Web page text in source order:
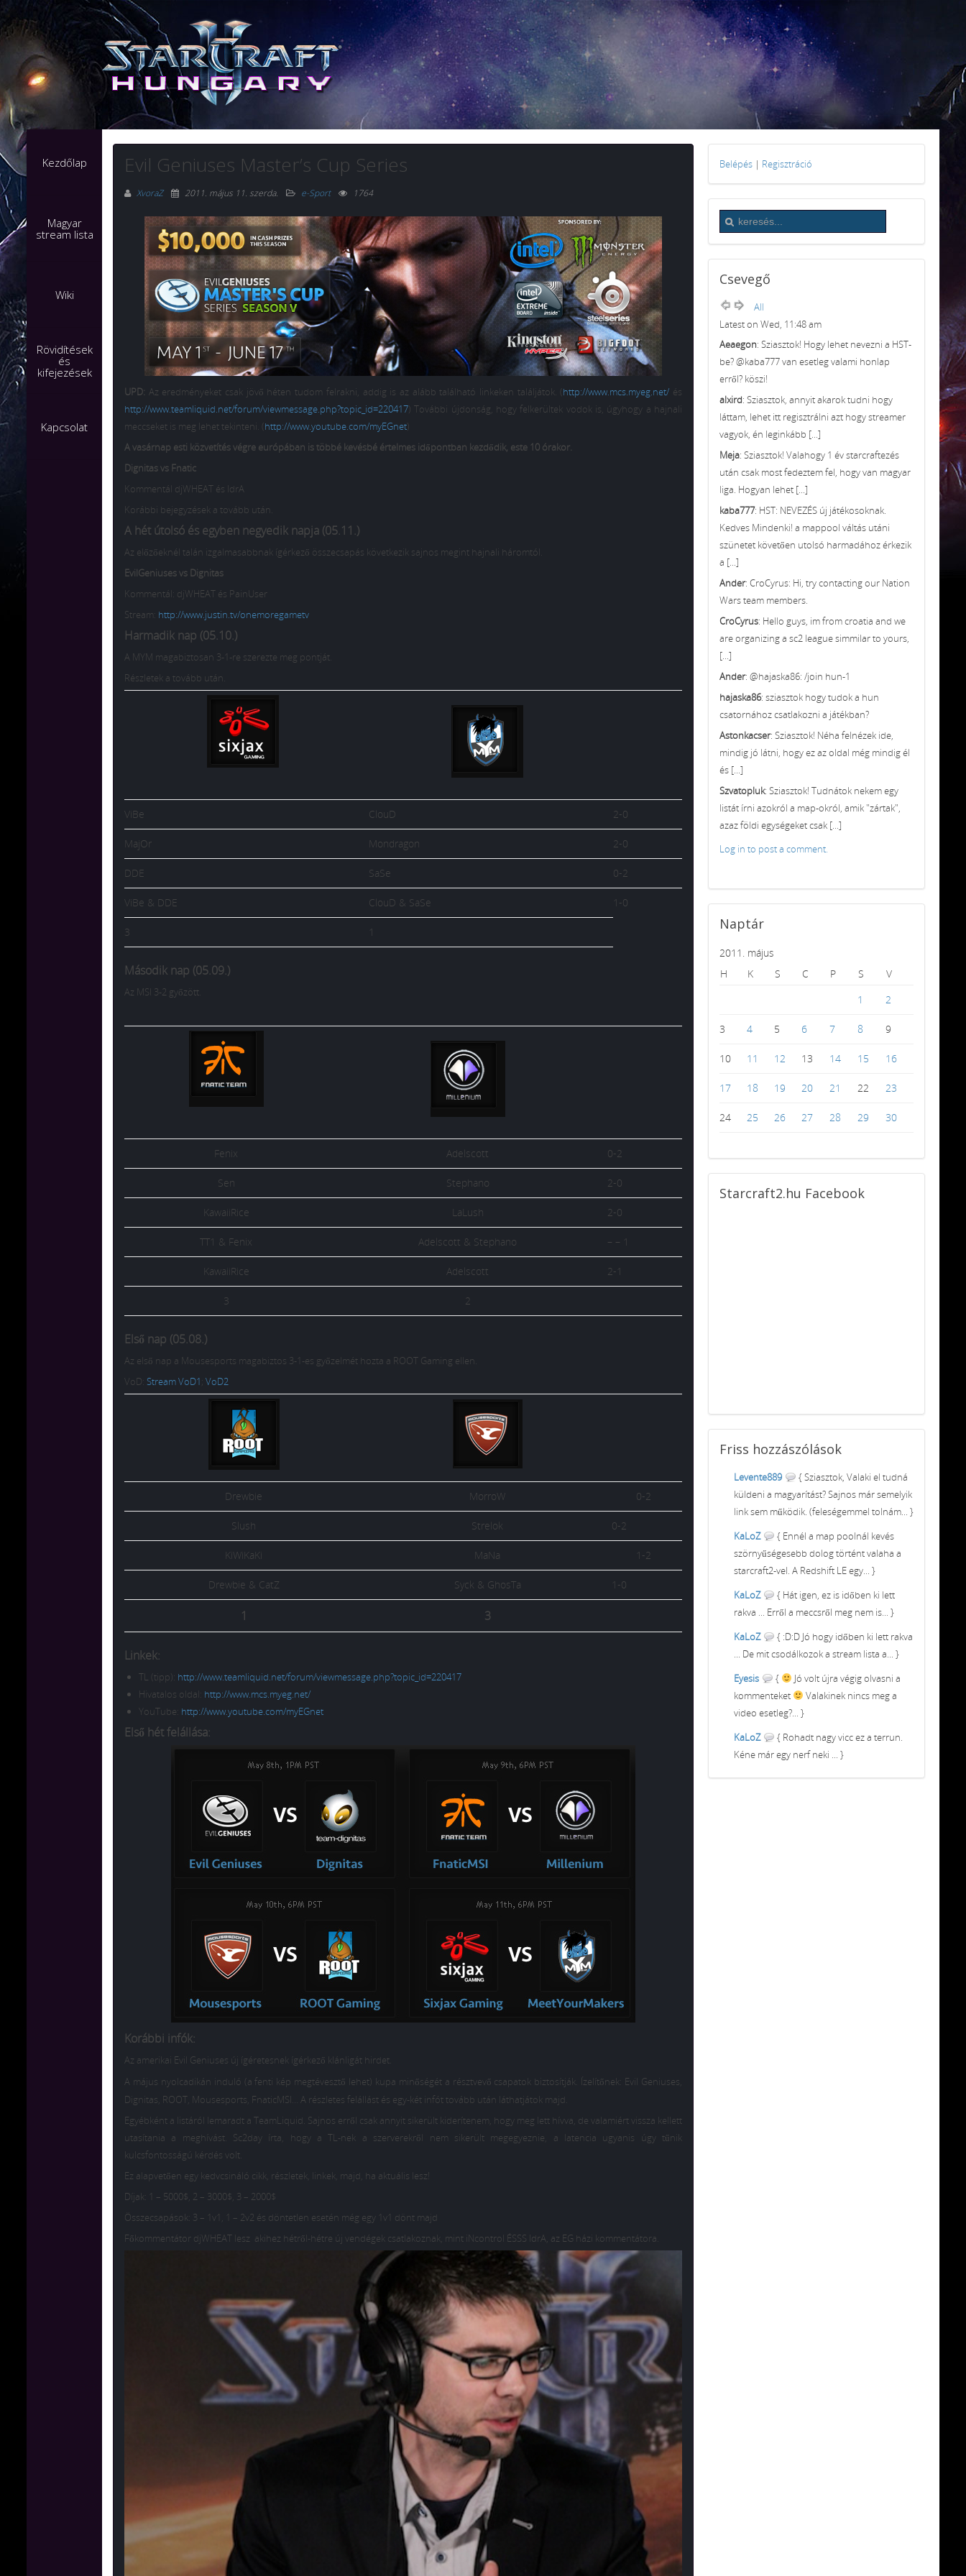
Kezdőlap
Magyar
stream lista
Wiki
Rövidítések
és
kifejezések
Kapcsolat
Evil Geniuses Master’s Cup Series
XvoraZ 2011. május 11. szerda. e-Sport 1764
UPD: Az eredményeket csak jövő héten tudom felrakni, addig is az alább található linkeken találjátok. (http://www.mcs.myeg.net/ és
http://www.teamliquid.net/forum/viewmessage.php?topic_id=220417) További újdonság, hogy felkerültek vodok is, úgyhogy a hajnali
meccseket is meg lehet tekinteni. (http://www.youtube.com/myEGnet)
A vasárnap esti közvetítés végre európában is többé kevésbé értelmes időpontban kezdődik, este 10 órakor.
Dignitas vs Fnatic
Kommentál djWHEAT és IdrA
Korábbi bejegyzések a tovább után.
A hét útolsó és egyben negyedik napja (05.11.)
Az előzőeknél talán izgalmasabbnak ígérkező összecsapás következik sajnos megint hajnali háromtól.
EvilGeniuses vs Dignitas
Kommentál: djWHEAT és PainUser
Stream: http://www.justin.tv/onemoregametv
Harmadik nap (05.10.)
A MYM magabiztosan 3-1-re szerezte meg pontját.
Részletek a tovább után.
ViBe ClouD 2-0
MajOr Mondragon 2-0
DDE SaSe 0-2
ViBe & DDE ClouD & SaSe 1-0
3 1
Második nap (05.09.)
Az MSI 3-2 győzött.
Fenix Adelscott 0-2
Sen Stephano 2-0
KawaiiRice LaLush 2-0
TT1 & Fenix Adelscott & Stephano – – 1
KawaiiRice Adelscott 2-1
3 2
Első nap (05.08.)
Az első nap a Mousesports magabiztos 3-1-es győzelmét hozta a ROOT Gaming ellen.
VoD: Stream VoD1; VoD2
Drewbie MorroW 0-2
Slush Strelok 0-2
KiWiKaKi MaNa 1-2
Drewbie & CatZ Syck & GhosTa 1-0
1 3
Linkek:
TL (tipp): http://www.teamliquid.net/forum/viewmessage.php?topic_id=220417
Hivatalos oldal: http://www.mcs.myeg.net/
YouTube: http://www.youtube.com/myEGnet
Első hét felállása:
Korábbi infók:
Az amerikai Evil Geniuses új ígéretesnek ígérkező klánligát hirdet.
A május nyolcadikán induló (a fenti kép megtévesztő lehet) kupa minőségét a résztvevő csapatok biztosítják. Ízelítőnek: Evil Geniuses,
Dignitas, ROOT, Mousesports, FnaticMSI… A részletes felállást és egy-két infót tovább után láthatjátok majd.
Egyébként a listáról lemaradt a TeamLiquid. Sajnos erről csak annyit sikerült kiderítenem, hogy meg lett hívva, de valamiért vissza kellett
utasítania a meghívást. Sc2day írta, hogy a TL-nek a szerverekről nem sikerült megegyeznie, a latencia ugyanis úgy tűnik
kulcsfontosságú kérdés volt.
Ez alapvetően egy kedvcsináló cikk, részletek, linkek, majd, ha aktuális lesz!
Díjak: 1 – 5000$, 2 – 3000$, 3 – 2000$
Összecsapások: 3 – 1v1, 1 – 2v2 és döntetlen esetén még egy 1v1 dönt majd
Főkommentátor djWHEAT lesz akihez hétről-hétre új vendégek csatlakoznak, mint iNcontrol ÉSSS IdrA, az EG házi kommentátora.
Belépés | Regisztráció
Csevegő
All
Latest on Wed, 11:48 am
Aeaegon: Sziasztok! Hogy lehet nevezni a HST-
be? @kaba777 van esetleg valami honlap
erről? köszi!
alxird: Sziasztok, annyit akarok tudni hogy
láttam, lehet itt regisztrálni azt hogy streamer
vagyok, én leginkább [...]
Meja: Sziasztok! Valahogy 1 év starcraftezés
után csak most fedeztem fel, hogy van magyar
liga. Hogyan lehet [...]
kaba777: HST: NEVEZÉS új játékosoknak.
Kedves Mindenki! a mappool váltás utáni
szünetet követően utolsó harmadához érkezik
a [...]
Ander: CroCyrus: Hi, try contacting our Nation
Wars team members.
CroCyrus: Hello guys, im from croatia and we
are organizing a sc2 league simmilar to yours,
[...]
Ander: @hajaska86: /join hun-1
hajaska86: sziasztok hogy tudok a hun
csatornához csatlakozni a játékban?
Astonkacser: Sziasztok! Néha felnézek ide,
mindig jó látni, hogy ez az oldal még mindig él
és [...]
Szvatopluk: Sziasztok! Tudnátok nekem egy
listát írni azokról a map-okról, amik "zártak",
azaz földi egységeket csak [...]
Log in to post a comment.
Naptár
2011. május
H
K S C P S
V
1
2
3 4 5 6 7 8 9
10 11 12 13 14 15 16
17 18 19 20 21 22 23
24 25 26 27 28 29 30
Starcraft2.hu Facebook
Friss hozzászólások
Levente889
{ Sziasztok, Valaki el tudná
küldeni a magyarítást? Sajnos már semelyik
link sem működik. (feleségemmel tolnám... }
KaLoZ
{ Ennél a map poolnál kevés
szörnyűségesebb dolog történt valaha a
starcraft2-vel. A Redshift LE egy... }
KaLoZ
{ Hát igen, ez is időben ki lett
rakva ... Erről a meccsről meg nem is... }
KaLoZ
{ :D:D Jó hogy időben ki lett rakva
... De mit csodálkozok a stream lista a... }
Eyesis
{
Jó volt újra végig olvasni a
kommenteket
Valakinek nincs meg a
video esetleg?... }
KaLoZ
{ Rohadt nagy vicc ez a terrun.
Kéne már egy nerf neki ... }